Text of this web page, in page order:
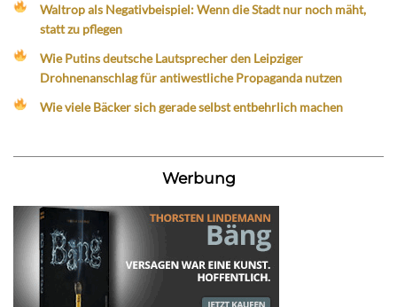
Waltrop als Negativbeispiel: Wenn die Stadt nur noch mäht,
statt zu pflegen
Wie Putins deutsche Lautsprecher den Leipziger
Drohnenanschlag für antiwestliche Propaganda nutzen
Wie viele Bäcker sich gerade selbst entbehrlich machen
Werbung